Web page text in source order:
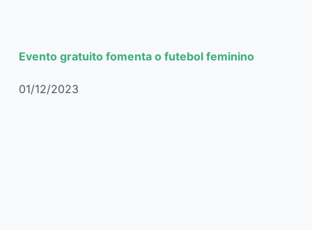
Evento gratuito fomenta o futebol feminino
01/12/2023